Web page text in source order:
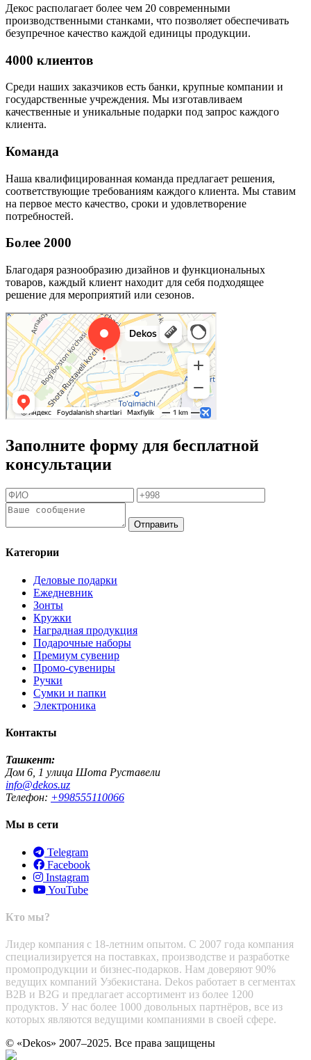
Декос располагает более чем 20 современными
производственными станками, что позволяет обеспечивать
безупречное качество каждой единицы продукции.
4000 клиентов
Среди наших заказчиков есть банки, крупные компании и
государственные учреждения. Мы изготавливаем
качественные и уникальные подарки под запрос каждого
клиента.
Команда
Наша квалифицированная команда предлагает решения,
соответствующие требованиям каждого клиента. Мы ставим
на первое место качество, сроки и удовлетворение
потребностей.
Более 2000
Благодаря разнообразию дизайнов и функциональных
товаров, каждый клиент находит для себя подходящее
решение для мероприятий или сезонов.
Заполните форму для бесплатной
консультации
Отправить
Категории
Деловые подарки
Ежедневник
Зонты
Кружки
Наградная продукция
Подарочные наборы
Премиум сувенир
Промо-сувениры
Ручки
Сумки и папки
Электроника
Контакты
Ташкент:
Дом 6, 1 улица Шота Руставели
info@dekos.uz
Телефон: +998555110066
Мы в сети
Telegram
Facebook
Instagram
YouTube
Кто мы?
Лидер компания с 18-летним опытом. С 2007 года компания
специализируется на поставках, производстве и разработке
промопродукции и бизнес-подарков. Нам доверяют 90%
ведущих компаний Узбекистана. Dekos работает в сегментах
B2B и B2G и предлагает ассортимент из более 1200
продуктов. У нас более 1000 довольных партнёров, все из
которых являются ведущими компаниями в своей сфере.
© «Dekos» 2007–2025. Все права защищены